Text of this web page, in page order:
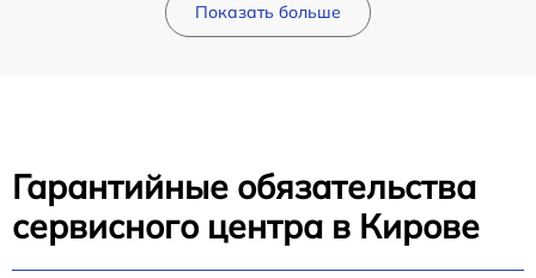
Показать больше
Гарантийные обязательства
сервисного центра в Кирове